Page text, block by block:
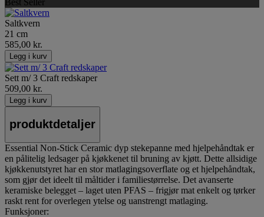
Saltkvern
21 cm
585,00 kr.
Legg i kurv
Sett m/ 3 Craft redskaper
509,00 kr.
Legg i kurv
produktdetaljer
Essential Non-Stick Ceramic dyp stekepanne med hjelpehåndtak er
en pålitelig ledsager på kjøkkenet til bruning av kjøtt. Dette allsidige
kjøkkenutstyret har en stor matlagingsoverflate og et hjelpehåndtak,
som gjør det ideelt til måltider i familiestørrelse. Det avanserte
keramiske belegget – laget uten PFAS – frigjør mat enkelt og tørker
raskt rent for overlegen ytelse og uanstrengt matlaging.
Funksjoner: